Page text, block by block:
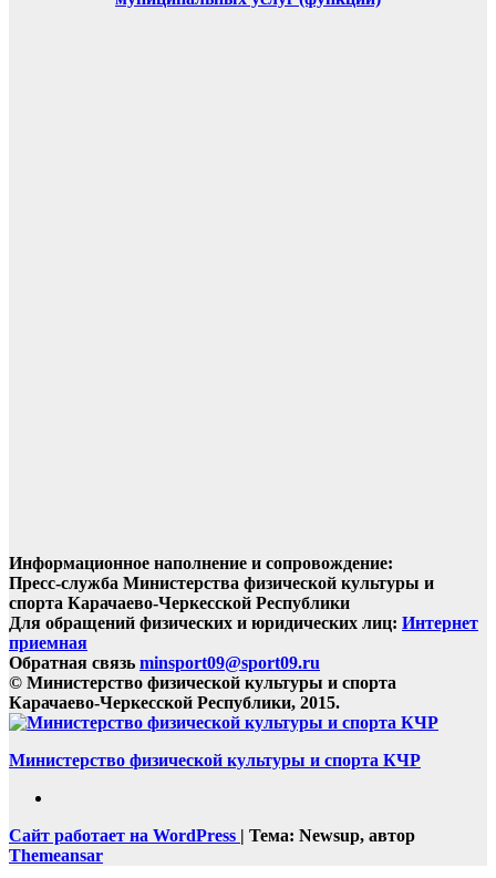
Информационное наполнение и сопровождение:
Пресс-служба Министерства физической культуры и
спорта Карачаево-Черкесской Республики
Для обращений физических и юридических лиц: Интернет
приемная
Обратная связь minsport09@sport09.ru
© Министерство физической культуры и спорта
Карачаево-Черкесской Республики, 2015.
Министерство физической культуры и спорта КЧР
Сайт работает на WordPress | Тема: Newsup, автор
Themeansar